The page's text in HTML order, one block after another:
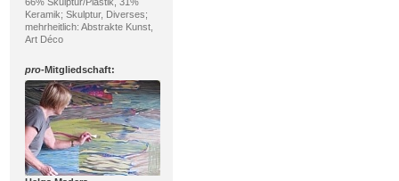
Keramik; Skulptur, Diverses;
mehrheitlich: Abstrakte Kunst,
Art Déco
pro-Mitgliedschaft: